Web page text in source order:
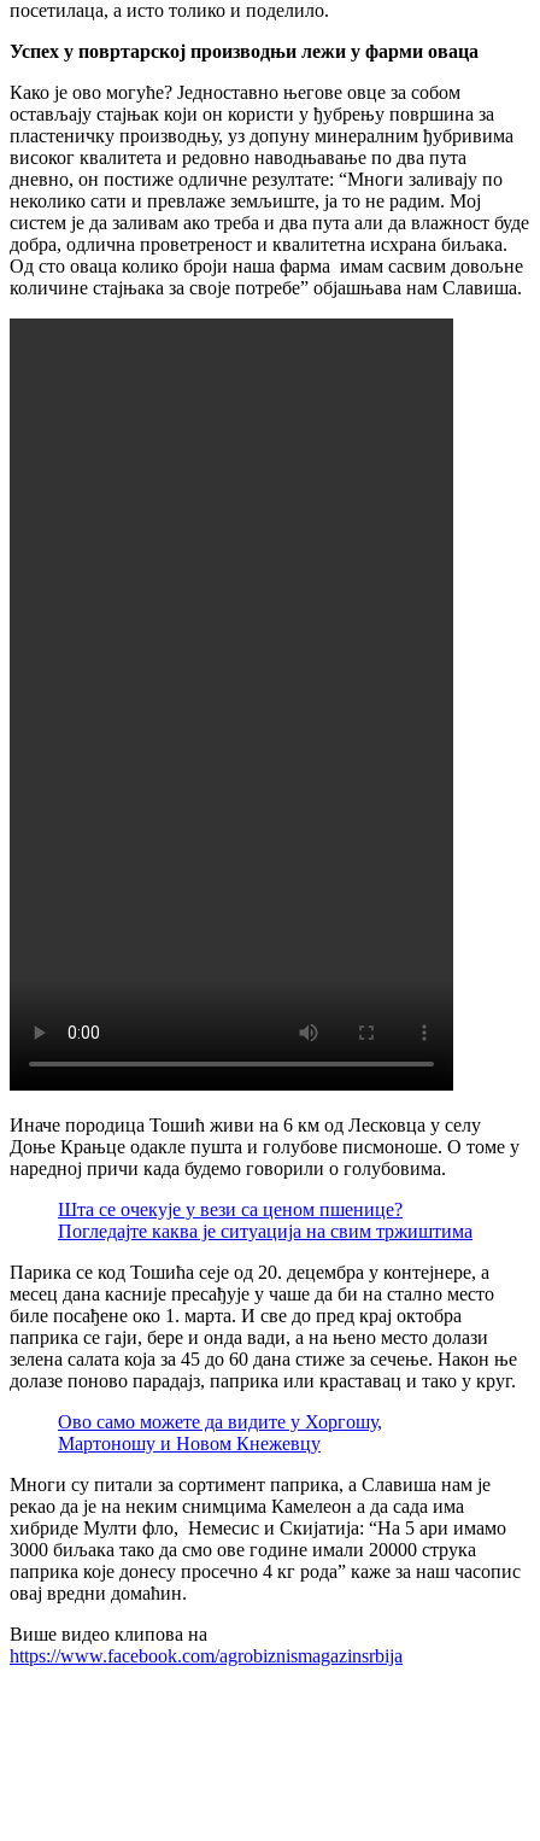
посетилаца, а исто толико и поделило.
Успех у повртарској производњи лежи у фарми оваца
Како је ово могуће? Једноставно његове овце за собом
остављају стајњак који он користи у ђубрењу површина за
пластеничку производњу, уз допуну минералним ђубривима
високог квалитета и редовно наводњавање по два пута
дневно, он постиже одличне резултате: “Многи заливају по
неколико сати и превлаже земљиште, ја то не радим. Мој
систем је да заливам ако треба и два пута али да влажност буде
добра, одлична проветреност и квалитетна исхрана биљака.
Од сто оваца колико броји наша фарма имам сасвим довољне
количине стајњака за своје потребе” објашњава нам Славиша.
Иначе породица Тошић живи на 6 км од Лесковца у селу
Доње Крањце одакле пушта и голубове писмоноше. О томе у
наредној причи када будемо говорили о голубовима.
Шта се очекује у вези са ценом пшенице?
Погледајте каква је ситуација на свим тржиштима
Парика се код Тошића сеје од 20. децембра у контејнере, а
месец дана касније пресађује у чаше да би на стално место
биле посађене око 1. марта. И све до пред крај октобра
паприка се гаји, бере и онда вади, а на њено место долази
зелена салата која за 45 до 60 дана стиже за сечење. Након ње
долазе поново парадајз, паприка или краставац и тако у круг.
Ово само можете да видите у Хоргошу,
Мартоношу и Новом Кнежевцу
Многи су питали за сортимент паприка, а Славиша нам је
рекао да је на неким снимцима Камелеон а да сада има
хибриде Мулти фло, Немесис и Скијатија: “На 5 ари имамо
3000 биљака тако да смо ове године имали 20000 струка
паприка које донесу просечно 4 кг рода” каже за наш часопис
овај вредни домаћин.
Више видео клипова на
https://www.facebook.com/agrobiznismagazinsrbija